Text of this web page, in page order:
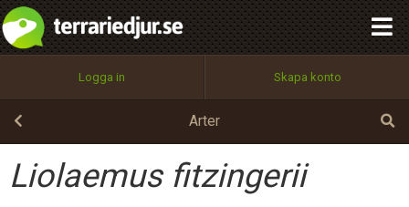
Logga in Skapa konto
Arter
Liolaemus fitzingerii
Utför
100%
OK
integritetspolicy
Namn:
Epost:
Begär nytt lösenord
Tillbaka till förstasidan